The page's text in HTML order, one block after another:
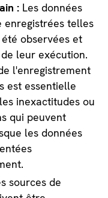
: Les données
enregistrées telles
observées et
leur exécution.
l'enregistrement
est essentielle
inexactitudes ou
qui peuvent
les données
sources de